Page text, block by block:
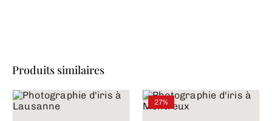
Produits similaires
27%